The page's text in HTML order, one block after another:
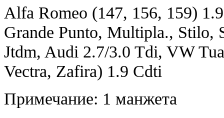
Alfa Romeo (147, 156, 159)
Grande Punto, Multipla., Stilo,
Jtdm, Audi 2.7/3.0 Tdi, VW
Vectra, Zafira) 1.9 Cdti
Примечание: 1 манжета